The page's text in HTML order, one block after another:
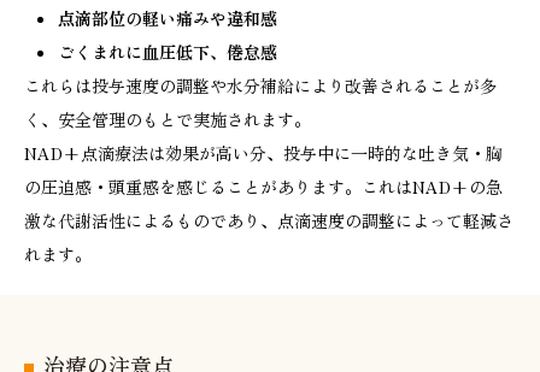
点滴部位の軽い痛みや違和感
ごくまれに血圧低下、倦怠感
これらは投与速度の調整や水分補給により改善されることが多
く、安全管理のもとで実施されます。
NAD+点滴療法は効果が高い分、投与中に一時的な吐き気・胸
の圧迫感・頭重感を感じることがあります。これはNAD+の急
激な代謝活性によるものであり、点滴速度の調整によって軽減さ
れます。
治療の注意点